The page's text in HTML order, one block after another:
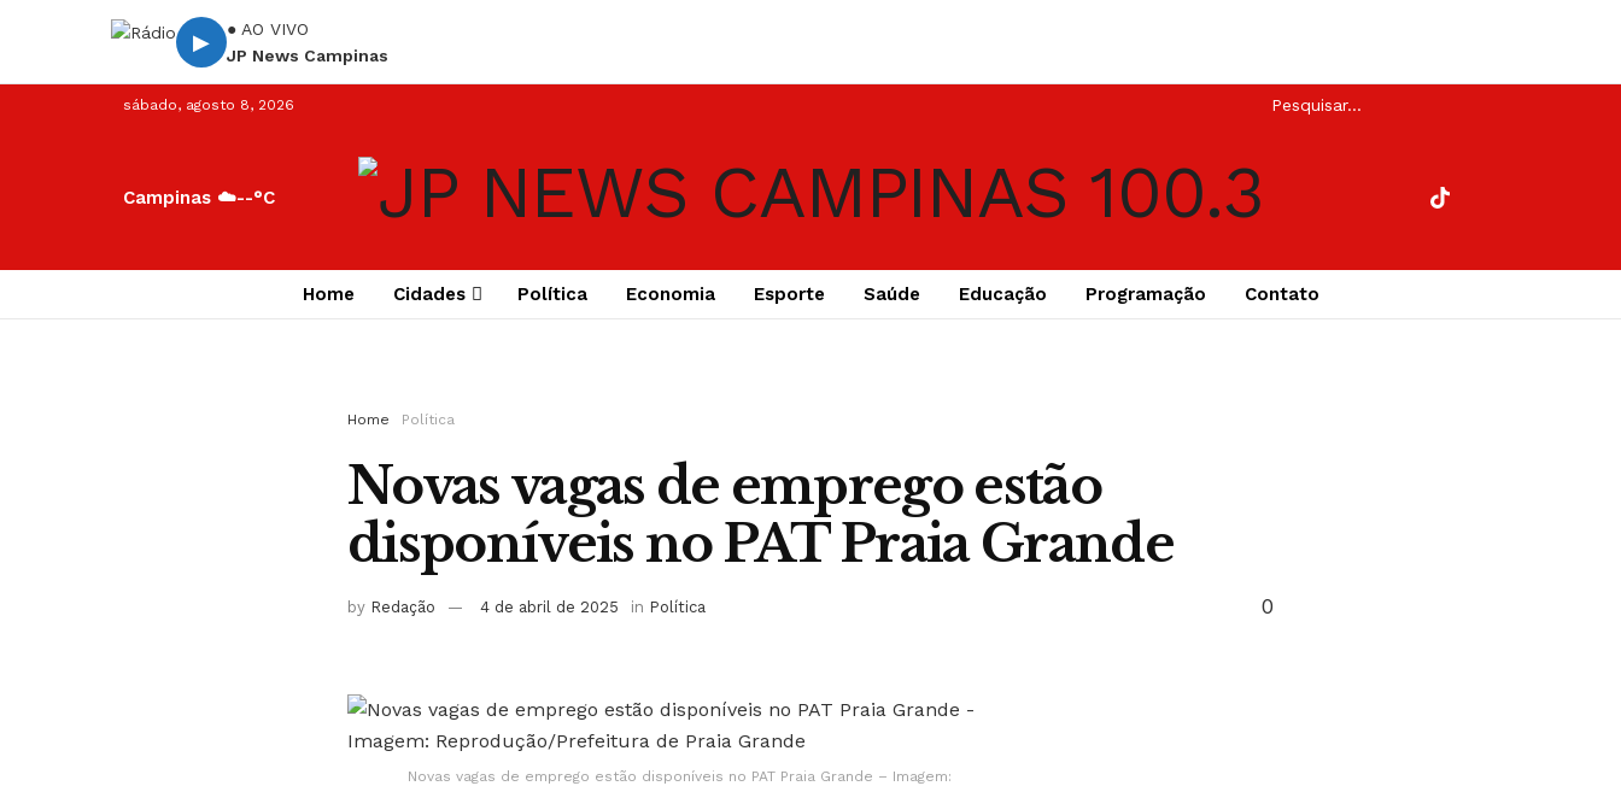
▶
● AO VIVO
JP News Campinas
sábado, agosto 8, 2026
Campinas ☁️--°C
Home Cidades Política Economia Esporte Saúde Educação Programação Contato
Home Política
Novas vagas de emprego estão
disponíveis no PAT Praia Grande
by Redação 4 de abril de 2025 in Política 0
Novas vagas de emprego estão disponíveis no PAT Praia Grande – Imagem: